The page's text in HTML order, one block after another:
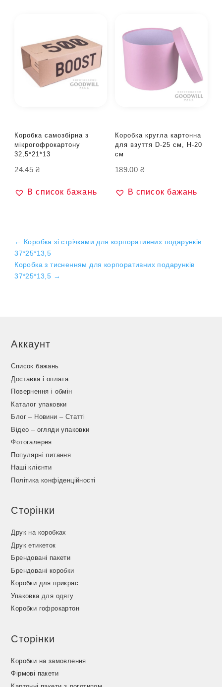
Коробка самозбірна з
мікрогофрокартону
32,5*21*13
24.45 ₴
В список бажань
Коробка кругла картонна
для взуття D-25 см, H-20
см
189.00 ₴
В список бажань
← Коробка зі стрічками для корпоративних подарунків
37*25*13,5
Коробка з тисненням для корпоративних подарунків
37*25*13,5 →
Аккаунт
Список бажань
Доставка і оплата
Повернення і обмін
Каталог упаковки
Блог – Новини – Статті
Відео – огляди упаковки
Фотогалерея
Популярні питання
Наші клієнти
Політика конфіденційності
Сторінки
Друк на коробках
Друк етикеток
Брендовані пакети
Брендовані коробки
Коробки для прикрас
Упаковка для одягу
Коробки гофрокартон
Сторінки
Коробки на замовлення
Фірмові пакети